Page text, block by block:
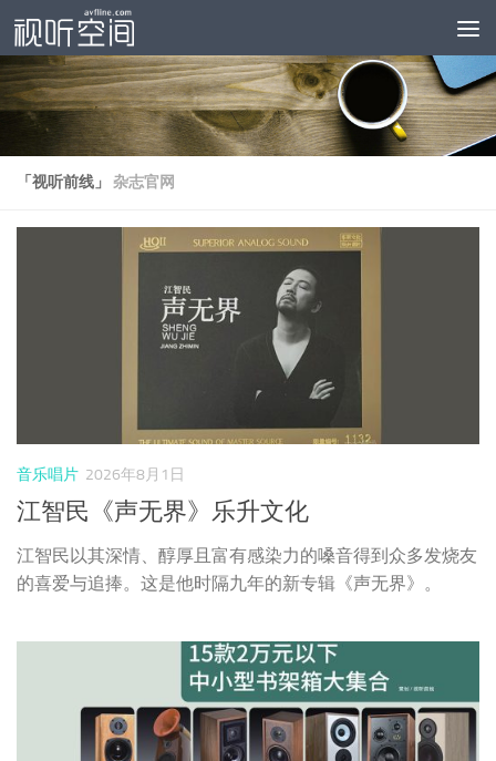
跳至内容
「视听前线」 杂志官网
音乐唱片 2026年8月1日
江智民《声无界》乐升文化
江智民以其深情、醇厚且富有感染力的嗓音得到众多发烧友
的喜爱与追捧。这是他时隔九年的新专辑《声无界》。